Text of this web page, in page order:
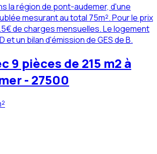
la région de pont-audemer, d'une
mesurant au total 75m². Pour le prix
de charges mensuelles. Le logement
et un bilan d'émission de GES de B.
9 pièces de 215 m2 à
- 27500